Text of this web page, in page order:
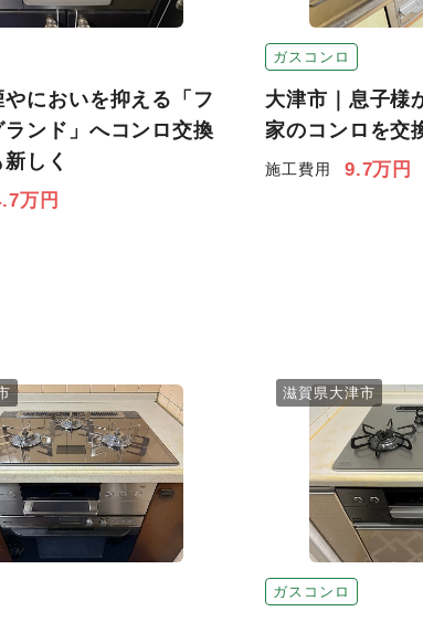
やにおいを抑える「フ
ランド」へコンロ交換
しく
万円
ガスコンロ
大津市｜息子様
家のコンロを交
施工費用 9.7万円
ガスコンロ
滋賀県大津市